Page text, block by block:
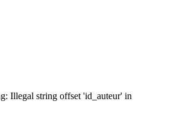
Illegal string offset 'id_auteur' in